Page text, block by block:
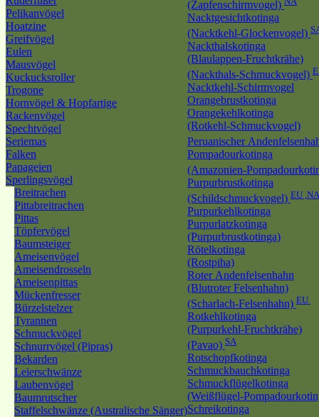
Pelikanvögel
Hoatzine
Greifvögel
Eulen
Mausvögel
Kuckucksroller
Trogone
Hornvögel & Hopfartige
Rackenvögel
Spechtvögel
Seriemas
Falken
Papageien
Sperlingsvögel
Breitrachen
Pittabreitrachen
Pittas
Töpfervögel
Baumsteiger
Ameisenvögel
Ameisendrosseln
Ameisenpittas
Mückenfresser
Bürzelstelzer
Tyrannen
Schmuckvögel
Schnurrvögel (Pipras)
Bekarden
Leierschwänze
Laubenvögel
Baumrutscher
Staffelschwänze (Australische Sänger)
(Zapfenschirmvogel)
Nacktgesichtkotinga
(Nacktkehl-Glockenvogel)
Nackthalskotinga
(Blaulappen-Fruchtkrähe)
(Nackthals-Schmuckvogel)
Nacktkehl-Schirmvogel
Orangebrustkotinga
Orangekehlkotinga
(Rotkehl-Schmuckvogel)
Peruanischer
Pompadourkotinga
(Amazonien-
Purpurbrustkotinga
(Schildschmuckvogel) EU ,NA
Purpurkehlkotinga
Purpurlatzkotinga
(Purpurbrustkotinga)
Rötelkotinga
(Rostpiha)
Roter Andenfelsenhahn
(Blutroter Felsenhahn)
(Scharlach-Felsenhahn) EU
Rotkehlkotinga
(Purpurkehl-Fruchtkrähe)
(Pavao) SA
Rotschopfkotinga
Schmuckbauchkotinga
Schmuckflügelkotinga
(Weißflügel-
Schreikotinga